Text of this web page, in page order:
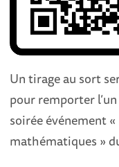
Un tirage au sort
pour remporter
soirée événement
mathématiques »